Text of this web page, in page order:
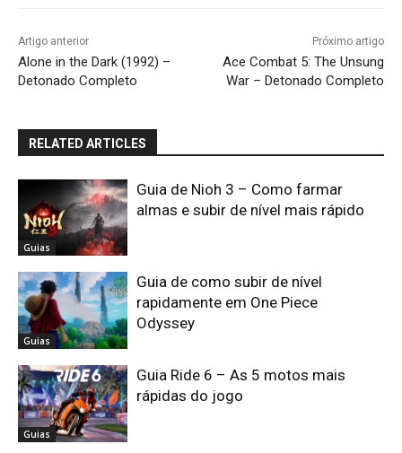
Artigo anterior
Alone in the Dark (1992) –
Detonado Completo
Próximo artigo
Ace Combat 5: The Unsung
War – Detonado Completo
RELATED ARTICLES
Guias
Guia de Nioh 3 – Como farmar
almas e subir de nível mais rápido
Guias
Guia de como subir de nível
rapidamente em One Piece
Odyssey
Guias
Guia Ride 6 – As 5 motos mais
rápidas do jogo